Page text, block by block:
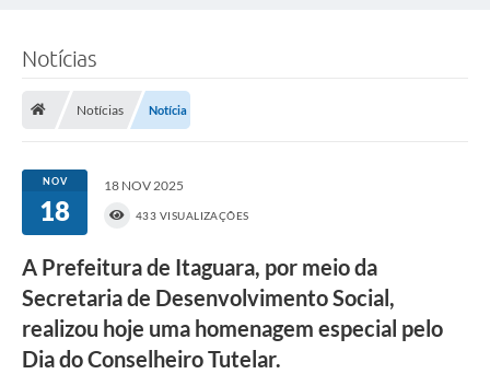
Notícias
Notícias Notícia
NOV
18
18 NOV 2025
433 VISUALIZAÇÕES
A Prefeitura de Itaguara, por meio da
Secretaria de Desenvolvimento Social,
realizou hoje uma homenagem especial pelo
Dia do Conselheiro Tutelar.